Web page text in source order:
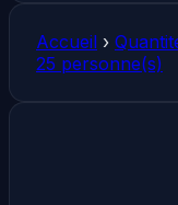
Accueil ›
25 personne(s)